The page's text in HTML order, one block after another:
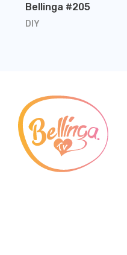
DIY
Bellinga #205